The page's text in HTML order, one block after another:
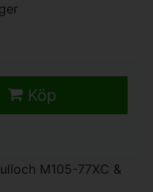
Köp
M105-77XC &